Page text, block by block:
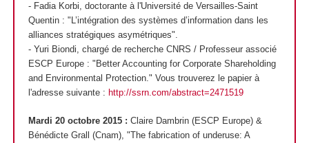
- Fadia Korbi, doctorante à l'Université de Versailles-Saint
Quentin : "L’intégration des systèmes d’information dans les
alliances stratégiques asymétriques".
- Yuri Biondi, chargé de recherche CNRS / Professeur associé
ESCP Europe : "Better Accounting for Corporate Shareholding
and Environmental Protection." Vous trouverez le papier à
l'adresse suivante : http://ssrn.com/abstract=2471519
Mardi 20 octobre 2015 : Claire Dambrin (ESCP Europe) &
Bénédicte Grall (Cnam), "The fabrication of underuse: A